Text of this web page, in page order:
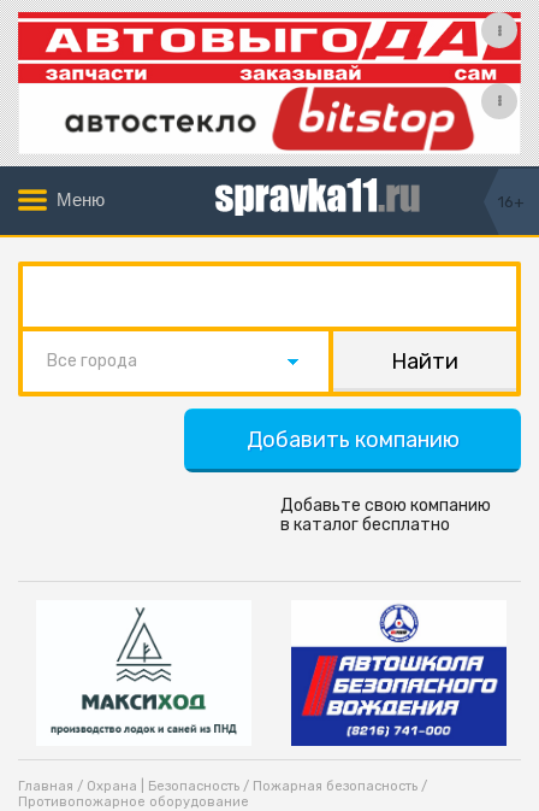
Меню 16+
Все города
Добавить компанию
Добавьте свою компанию
в каталог бесплатно
Главная / Охрана | Безопасность / Пожарная безопасность /
Противопожарное оборудование